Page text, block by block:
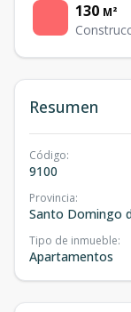
130 M²
Resumen
Código:
9100
Provincia:
Santo Domingo
Tipo de inmueble:
Apartamentos